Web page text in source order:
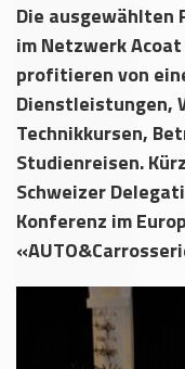
Die ausgewählten
im Netzwerk
profitieren von
Dienstleistungen,
Technikkursen,
Studienreisen.
Schweizer
Konferenz im